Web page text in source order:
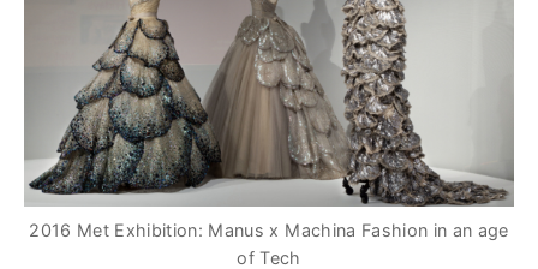
2016 Met Exhibition: Manus x Machina Fashion in an age
of Tech